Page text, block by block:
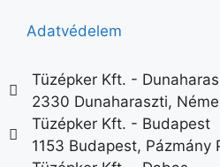
Adatvédelem
Tüzépker Kft. -
2330 Dunaharaszti,
Tüzépker Kft. - Budapest
1153 Budapest, Pázmány